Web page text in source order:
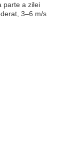
parte a zilei
3–6 m/s